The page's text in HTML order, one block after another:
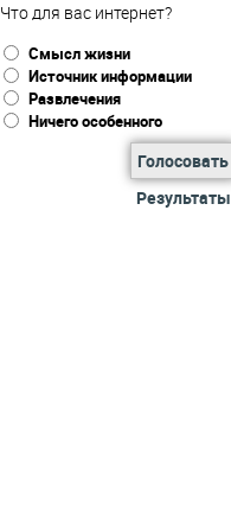
Что для вас интернет?
Смысл жизни
Источник информации
Развлечения
Ничего особенного
Голосовать
Результаты